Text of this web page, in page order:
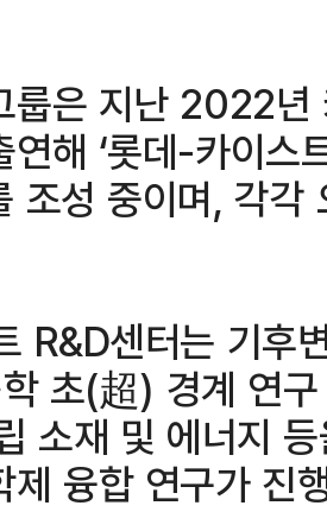
룹은 지난 2022
해 ‘롯데-카이스
조성 중이며, 각
R&D센터는 기후
초(超) 경계 연
소재 및 에너지
제 융합 연구가 진